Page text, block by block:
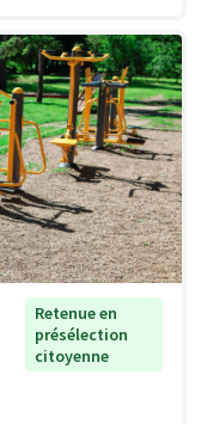
Retenue en
présélection
citoyenne